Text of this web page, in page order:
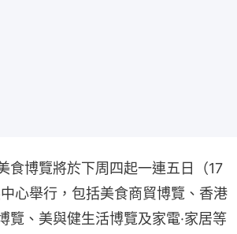
食博覽將於下周四起一連五日（17
心舉行，包括美食商貿博覽、香港
覽、美與健生活博覽及家電·家居等